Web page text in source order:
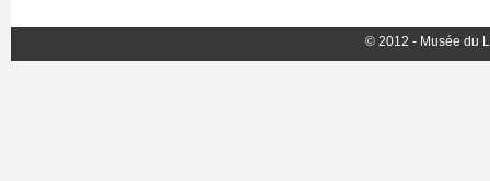
© 2012 - Musée du